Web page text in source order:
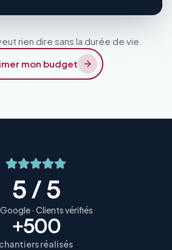
rien dire sans la durée de vie.
mon budget
5 / 5
· Clients vérifiés
+500
chantiers réalisés